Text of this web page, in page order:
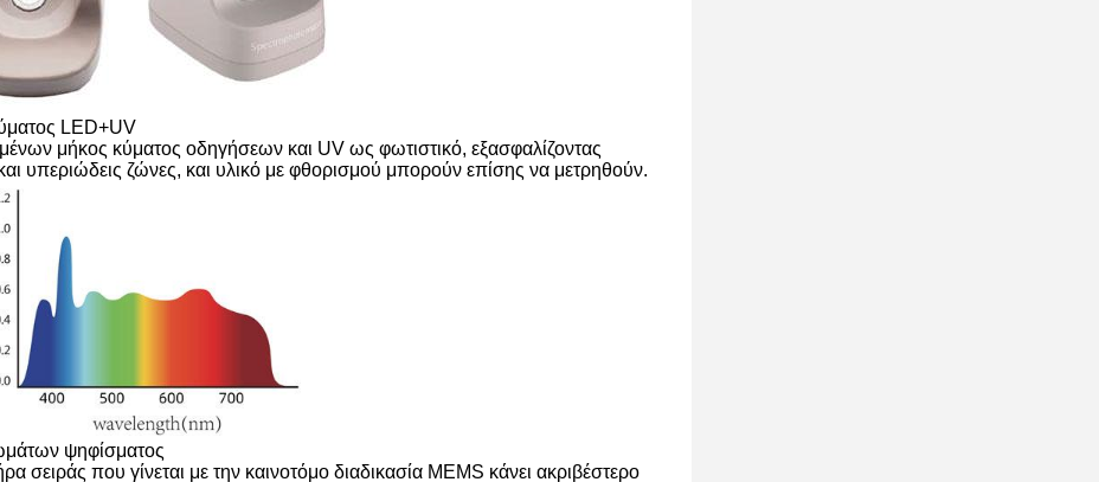
LED+UV
μήκος κύματος οδηγήσεων και UV ως φωτιστικό, εξασφαλίζοντας
υπεριώδεις ζώνες, και υλικό με φθορισμού μπορούν επίσης να μετρηθούν.
ψηφίσματος
σειράς που γίνεται με την καινοτόμο διαδικασία MEMS κάνει ακριβέστερο